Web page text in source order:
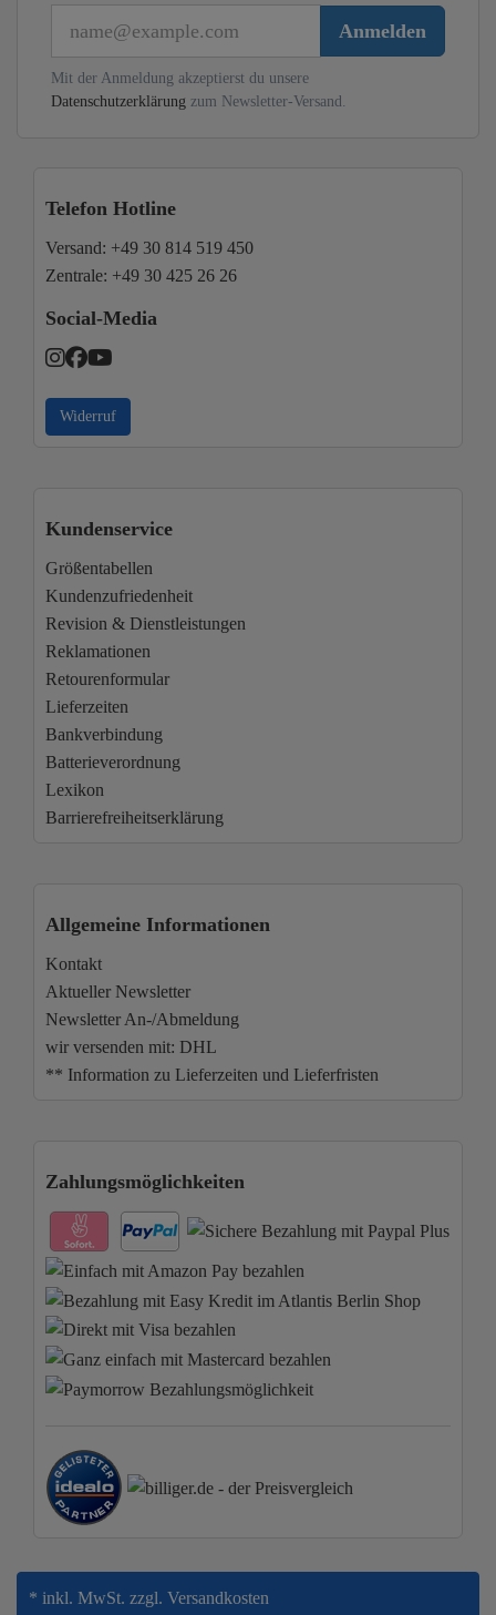
Anmelden
Mit der Anmeldung akzeptierst du unsere
Datenschutzerklärung zum Newsletter-Versand.
Telefon Hotline
Versand: +49 30 814 519 450
Zentrale: +49 30 425 26 26
Social-Media
Widerruf
Kundenservice
Größentabellen
Kundenzufriedenheit
Revision & Dienstleistungen
Reklamationen
Retourenformular
Lieferzeiten
Bankverbindung
Batterieverordnung
Lexikon
Barrierefreiheitserklärung
Allgemeine Informationen
Kontakt
Aktueller Newsletter
Newsletter An-/Abmeldung
wir versenden mit: DHL
** Information zu Lieferzeiten und Lieferfristen
Zahlungsmöglichkeiten
* inkl. MwSt. zzgl. Versandkosten